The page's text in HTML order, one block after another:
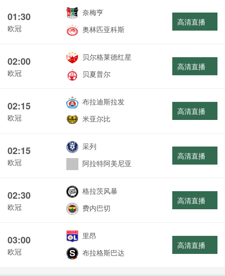
01:30
欧冠
奈梅亨
奥林匹亚科斯
高清直播
02:00
欧冠
贝尔格莱德红星
贝夏普尔
高清直播
02:15
欧冠
布拉迪斯拉发
米亚尔比
高清直播
02:15
欧冠
采列
阿拉特阿美尼亚
高清直播
02:30
欧冠
格拉茨风暴
费内巴切
高清直播
03:00
欧冠
里昂
布拉格斯巴达
高清直播